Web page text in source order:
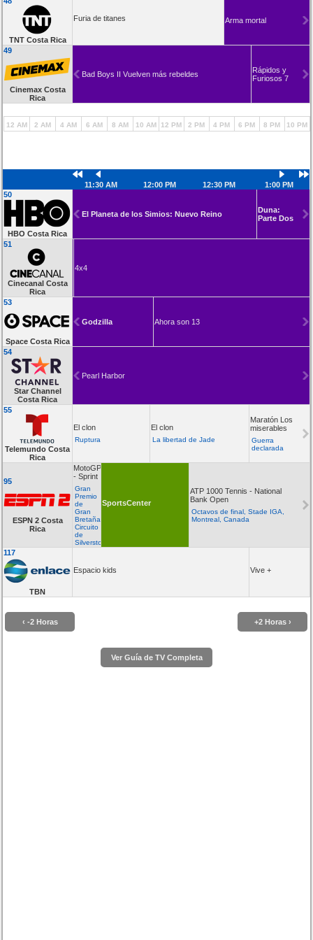
TNT Costa Rica
Furia de titanes Arma mortal
49
Cinemax Costa
Rica
Bad Boys II Vuelven más rebeldes
Rápidos y
Furiosos 7
12 AM 2 AM 4 AM 6 AM 8 AM 10 AM 12 PM 2 PM 4 PM 6 PM 8 PM 10 PM
11:30 AM 12:00 PM 12:30 PM
1:00 PM
50
HBO Costa Rica
El Planeta de los Simios: Nuevo Reino
Duna:
Parte Dos
51
Cinecanal Costa
Rica
boda
de
4x4
53
Space Costa Rica
Godzilla Ahora son 13
54
Star Channel
Costa Rica
Pearl Harbor
55
Telemundo Costa
Rica
El clon
Ruptura
El clon
La libertad de Jade
Maratón Los
miserables
Guerra
declarada
95
ESPN 2 Costa
Rica
MotoGP
- Sprint
Gran
Premio
de
Gran
Bretaña,
Circuito
de
Silverstone
SportsCenter
ATP 1000 Tennis - National
Bank Open
Octavos de final, Stade IGA,
Montreal, Canada
117
TBN
Espacio kids Vive +
‹ -2 Horas +2 Horas ›
Ver Guía de TV Completa